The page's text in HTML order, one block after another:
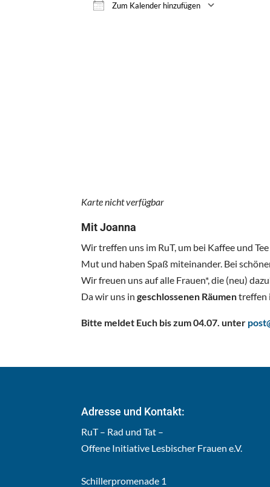
Zum Kalender hinzufügen
Karte nicht verfügbar
Mit Joanna
Wir treffen uns im RuT, um bei Kaffee und
Mut und haben Spaß miteinander. Bei
Wir freuen uns auf alle Frauen*, die (neu)
Da wir uns ingeschlossenen Räumentreffen
Bitte meldet Euch bis zum 04.07. unter
Adresse und Kontakt:
RuT – Rad und Tat –
Offene Initiative Lesbischer Frauen e.V.
Schillerpromenade 1